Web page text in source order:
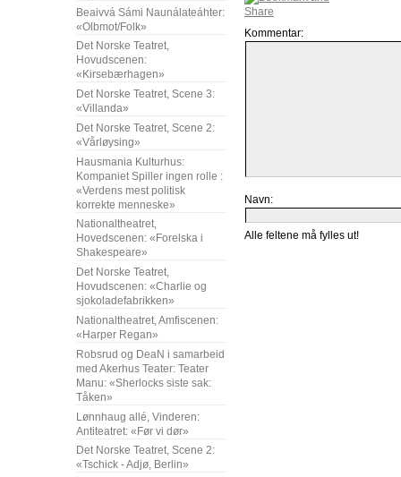
Beaivvá Sámi Naunálateáhter:
«Olbmot/Folk»
Det Norske Teatret,
Hovudscenen:
«Kirsebærhagen»
Det Norske Teatret, Scene 3:
«Villanda»
Det Norske Teatret, Scene 2:
«Vårløysing»
Hausmania Kulturhus:
Kompaniet Spiller ingen rolle :
«Verdens mest politisk
korrekte menneske»
Nationaltheatret,
Hovedscenen: «Forelska i
Shakespeare»
Det Norske Teatret,
Hovudscenen: «Charlie og
sjokoladefabrikken»
Nationaltheatret, Amfiscenen:
«Harper Regan»
Robsrud og DeaN i samarbeid
med Akerhus Teater: Teater
Manu: «Sherlocks siste sak:
Tåken»
Lønnhaug allé, Vinderen:
Antiteatret: «Før vi dør»
Det Norske Teatret, Scene 2:
«Tschick - Adjø, Berlin»
Kommentar:
Navn:
Alle feltene må fylles ut!